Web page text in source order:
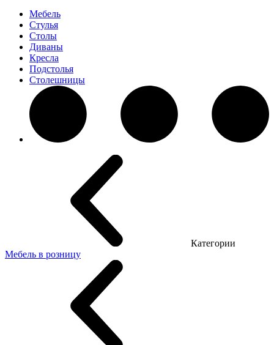
Мебель
Стулья
Столы
Диваны
Кресла
Подстолья
Столешницы
Категории
Мебель в розницу